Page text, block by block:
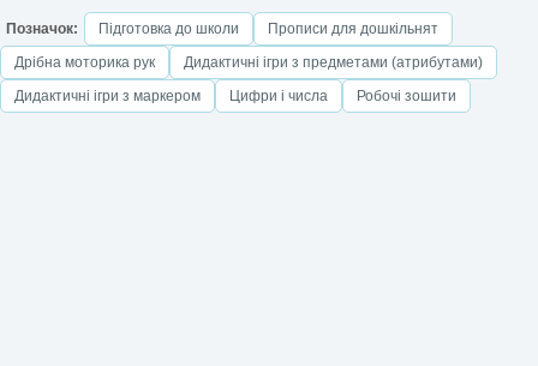
Позначок: Підготовка до школи
Прописи для дошкільнят
Дрібна моторика рук
Дидактичні ігри з предметами (атрибутами)
Дидактичні ігри з маркером
Цифри і числа Робочі зошити